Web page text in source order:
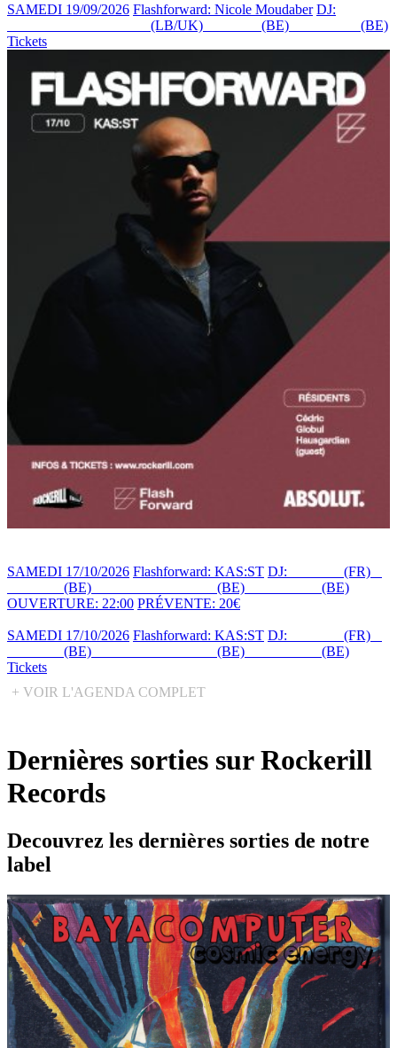
SAMEDI 19/09/2026 Flashforward: Nicole Moudaber DJ:
(LB/UK) (BE)
(BE)
Tickets
SAMEDI 17/10/2026 Flashforward: KAS:ST DJ: (FR)
(BE) (BE)
(BE)
OUVERTURE: 22:00 PRÉVENTE: 20€
SAMEDI 17/10/2026 Flashforward: KAS:ST DJ: (FR)
(BE) (BE)
(BE)
Tickets
+ VOIR L'AGENDA COMPLET
Dernières sorties sur Rockerill
Records
Decouvrez les dernières sorties de notre
label